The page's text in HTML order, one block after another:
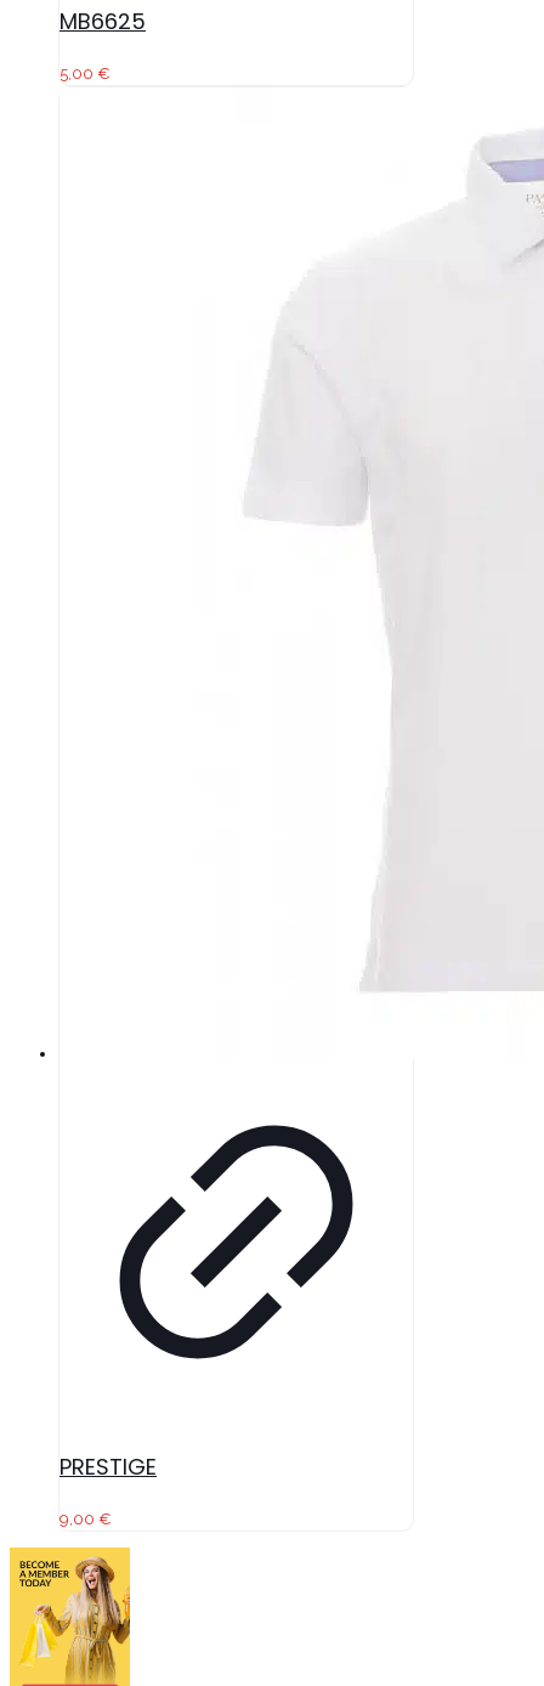
MB6625
5,00 €
PRESTIGE
9,00 €